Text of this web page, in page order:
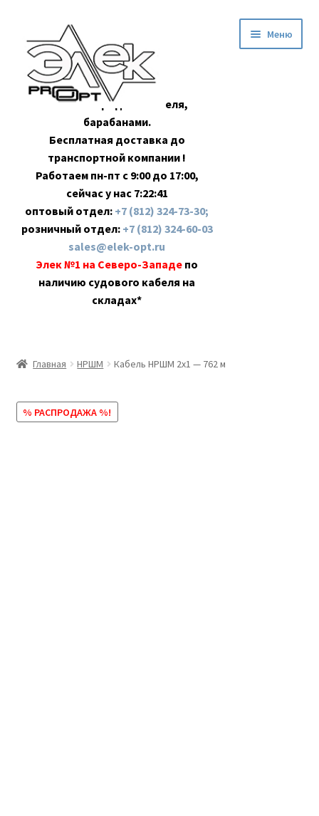
навигации
содержимому
Оптовая продажа кабеля,
барабанами.
Бесплатная доставка до
транспортной компании !
Работаем пн-пт с 9:00 до 17:00,
сейчас у нас 7:22:42
оптовый отдел: +7 (812) 324-73-30;
розничный отдел: +7 (812) 324-60-03
sales@elek-opt.ru
Элек №1 на Северо-Западе по
наличию судового кабеля на
складах*
Меню
Контакты
Главная НРШМ Кабель НРШМ 2х1 — 762 м
% РАСПРОДАЖА %!